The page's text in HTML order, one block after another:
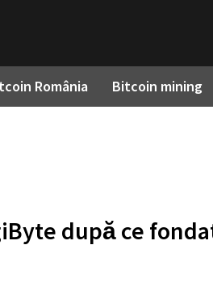
România Bitcoin mining
după ce